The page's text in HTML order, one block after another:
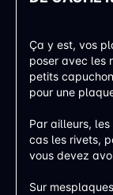
Ça y est, vos
poser avec les
petits
pour une
Par ailleurs,
cas les rivets,
vous devez
Sur